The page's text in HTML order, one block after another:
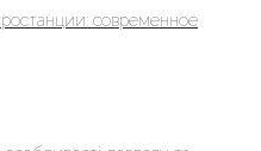
современное